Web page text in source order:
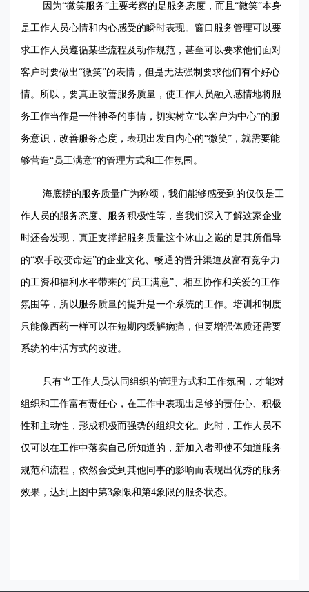
因为“微笑服务”主要考察的是服务态度，而且“微笑”本身
是工作人员心情和内心感受的瞬时表现。窗口服务管理可以要
求工作人员遵循某些流程及动作规范，甚至可以要求他们面对
客户时要做出“微笑”的表情，但是无法强制要求他们有个好心
情。所以，要真正改善服务质量，使工作人员融入感情地将服
务工作当作是一件神圣的事情，切实树立“以客户为中心”的服
务意识，改善服务态度，表现出发自内心的“微笑”，就需要能
够营造“员工满意”的管理方式和工作氛围。
海底捞的服务质量广为称颂，我们能够感受到的仅仅是工
作人员的服务态度、服务积极性等，当我们深入了解这家企业
时还会发现，真正支撑起服务质量这个冰山之巅的是其所倡导
的“双手改变命运”的企业文化、畅通的晋升渠道及富有竞争力
的工资和福利水平带来的“员工满意”、相互协作和关爱的工作
氛围等，所以服务质量的提升是一个系统的工作。培训和制度
只能像西药一样可以在短期内缓解病痛，但要增强体质还需要
系统的生活方式的改进。
只有当工作人员认同组织的管理方式和工作氛围，才能对
组织和工作富有责任心，在工作中表现出足够的责任心、积极
性和主动性，形成积极而强势的组织文化。此时，工作人员不
仅可以在工作中落实自己所知道的，新加入者即使不知道服务
规范和流程，依然会受到其他同事的影响而表现出优秀的服务
效果，达到上图中第3象限和第4象限的服务状态。